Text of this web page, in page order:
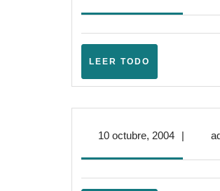
LEER TODO
10 octubre, 200410|